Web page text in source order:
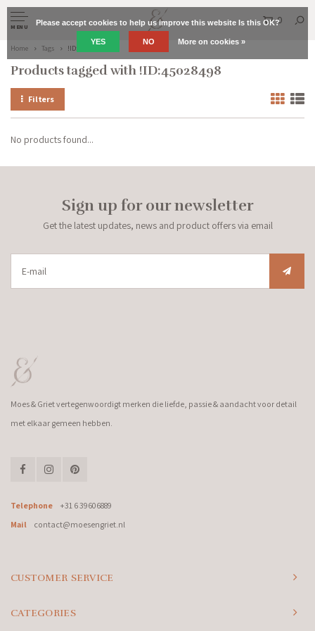
MENU
0
Home Tags !ID:45028498
Products tagged with !ID:45028498
Filters
No products found...
Sign up for our newsletter
Get the latest updates, news and product offers via email
Moes & Griet vertegenwoordigt merken die liefde, passie & aandacht voor detail
met elkaar gemeen hebben.
Telephone
+31 6 39606889
Mail
contact@moesengriet.nl
CUSTOMER SERVICE
CATEGORIES
Please accept cookies to help us improve this website Is this OK?
YES NO More on cookies »